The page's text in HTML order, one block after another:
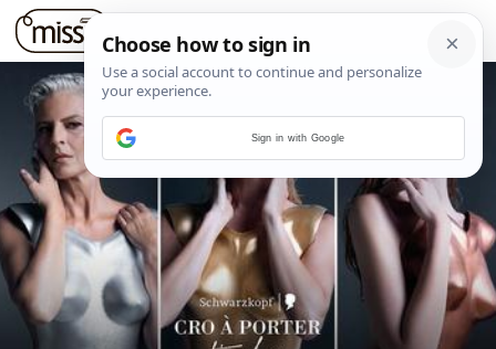
Sign in with Google